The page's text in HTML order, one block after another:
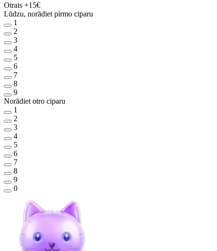
Otrais +15€
Lūdzu, norādiet pirmo ciparu
1
2
3
4
5
6
7
8
9
Norādiet otro ciparu
1
2
3
4
5
6
7
8
9
0